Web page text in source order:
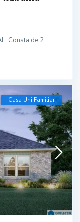
Consta de 2
Casa Uni Familiar